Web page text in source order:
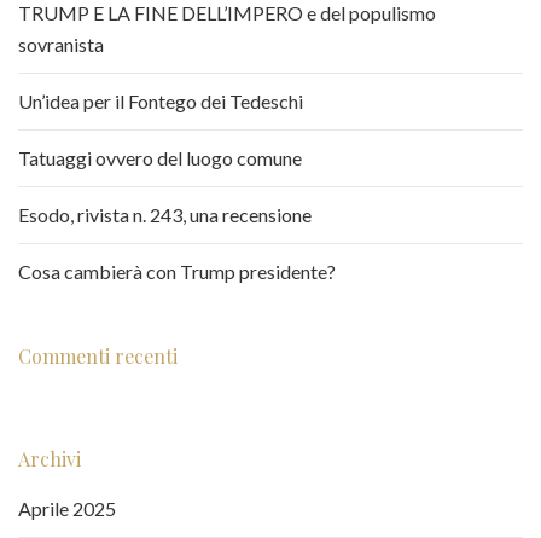
TRUMP E LA FINE DELL’IMPERO e del populismo
sovranista
Un’idea per il Fontego dei Tedeschi
Tatuaggi ovvero del luogo comune
Esodo, rivista n. 243, una recensione
Cosa cambierà con Trump presidente?
Commenti recenti
Archivi
Aprile 2025